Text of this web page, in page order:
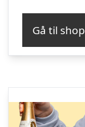
Gå til shop